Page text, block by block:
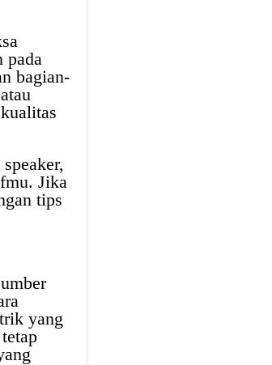
pada
bagian-
Jika
tips
yang